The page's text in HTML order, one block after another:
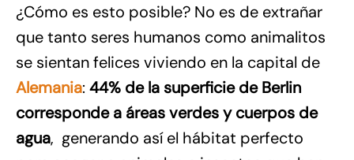
¿Cómo es esto posible? No es de extrañar
que tanto seres humanos como animalitos
se sientan felices viviendo en la capital de
Alemania: 44% de la superficie de Berlin
corresponde a áreas verdes y cuerpos de
agua, generando así el hábitat perfecto